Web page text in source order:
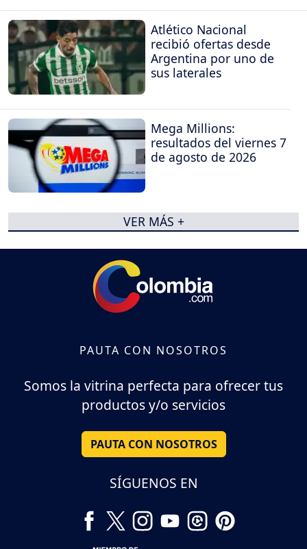
Atlético Nacional
recibió ofertas desde
Argentina por uno de
sus laterales
Mega Millions:
resultados del viernes 7
de agosto de 2026
VER MÁS +
PAUTA CON NOSOTROS
Somos la vitrina perfecta para ofrecer tus
productos y/o servicios
PAUTA CON NOSOTROS
SÍGUENOS EN